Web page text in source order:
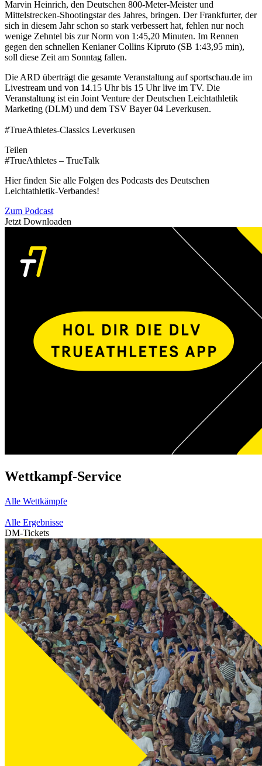
Marvin Heinrich, den Deutschen 800-Meter-Meister und
Mittelstrecken-Shootingstar des Jahres, bringen. Der Frankfurter, der
sich in diesem Jahr schon so stark verbessert hat, fehlen nur noch
wenige Zehntel bis zur Norm von 1:45,20 Minuten. Im Rennen
gegen den schnellen Kenianer Collins Kipruto (SB 1:43,95 min),
soll diese Zeit am Sonntag fallen.
Die ARD überträgt die gesamte Veranstaltung auf sportschau.de im
Livestream und von 14.15 Uhr bis 15 Uhr live im TV. Die
Veranstaltung ist ein Joint Venture der Deutschen Leichtathletik
Marketing (DLM) und dem TSV Bayer 04 Leverkusen.
#TrueAthletes-Classics Leverkusen
Teilen
#TrueAthletes – TrueTalk
Hier finden Sie alle Folgen des Podcasts des Deutschen
Leichtathletik-Verbandes!
Zum Podcast
Jetzt Downloaden
Wettkampf-Service
Alle Wettkämpfe
Alle Ergebnisse
DM-Tickets